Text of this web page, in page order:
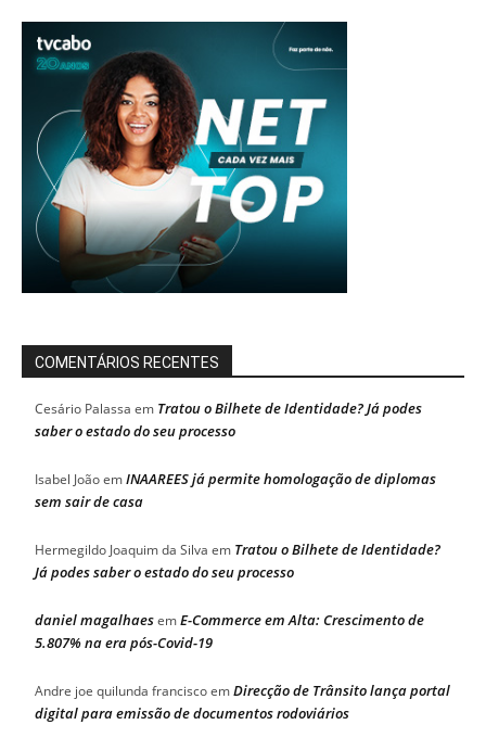
COMENTÁRIOS RECENTES
Cesário Palassa em Tratou o Bilhete de Identidade? Já podes
saber o estado do seu processo
Isabel JoãoemINAAREES já permite homologação de diplomas
sem sair de casa
Hermegildo Joaquim da Silva em Tratou o Bilhete de Identidade?
Já podes saber o estado do seu processo
daniel magalhaesemE-Commerce em Alta: Crescimento de
5.807% na era pós-Covid-19
Andre joe quilunda franciscoemDirecção de Trânsito lança portal
digital para emissão de documentos rodoviários